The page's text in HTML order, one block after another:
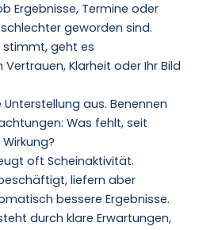
Ergebnisse, Termine oder
geworden sind.
stimmt, geht es
Klarheit oder Ihr Bild
Unterstellung aus. Benennen
Was fehlt, seit
oft Scheinaktivität.
liefern aber
bessere Ergebnisse.
durch klare Erwartungen,